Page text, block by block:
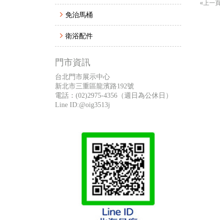
免治馬桶
衛浴配件
門市資訊
台北門市展示中心
新北市三重區龍濱路192號
電話： (02)2975-4356（週日為公休日）
Line ID:@oig3513j
«上一